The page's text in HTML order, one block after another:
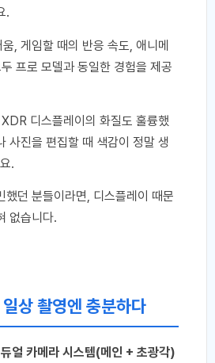
.
, 게임할 때의 반응 속도, 애니메
프로 모델과 동일한 경험을 제공
디스플레이의 화질도 훌륭했
사진을 편집할 때 색감이 정말 생
.
했던 분들이라면, 디스플레이 때문
없습니다.
상 촬영엔 충분하다
얼 카메라 시스템(메인 + 초광각)